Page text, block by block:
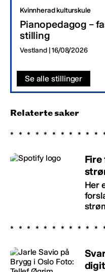
Kvinnherad kulturskule
Pianopedagog –
stilling
Vestland | 16/08/2026
Se alle stillinger
Relaterte saker
Her